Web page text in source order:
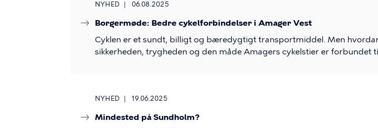
NYHED 06.08.2025
Borgermøde: Bedre cykelforbindelser i Amager Vest
Cyklen er et sundt, billigt og bæredygtigt transportmiddel. Men
sikkerheden, trygheden og den måde Amagers cykelstier er forbundet
NYHED 19.06.2025
Mindested på Sundholm?